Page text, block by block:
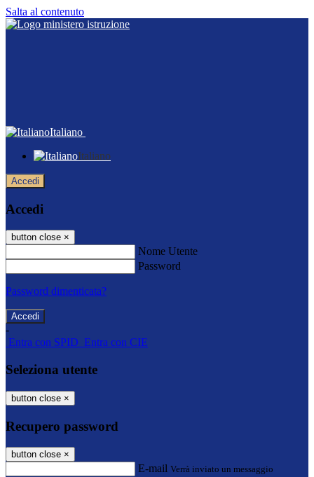
Salta al contenuto
Italiano
Italiano
Accedi
Accedi
button close ×
Nome Utente
Password
Password dimenticata?
-
Entra con SPID Entra con CIE
Seleziona utente
button close ×
Recupero password
button close ×
E-mail Verrà inviato un messaggio